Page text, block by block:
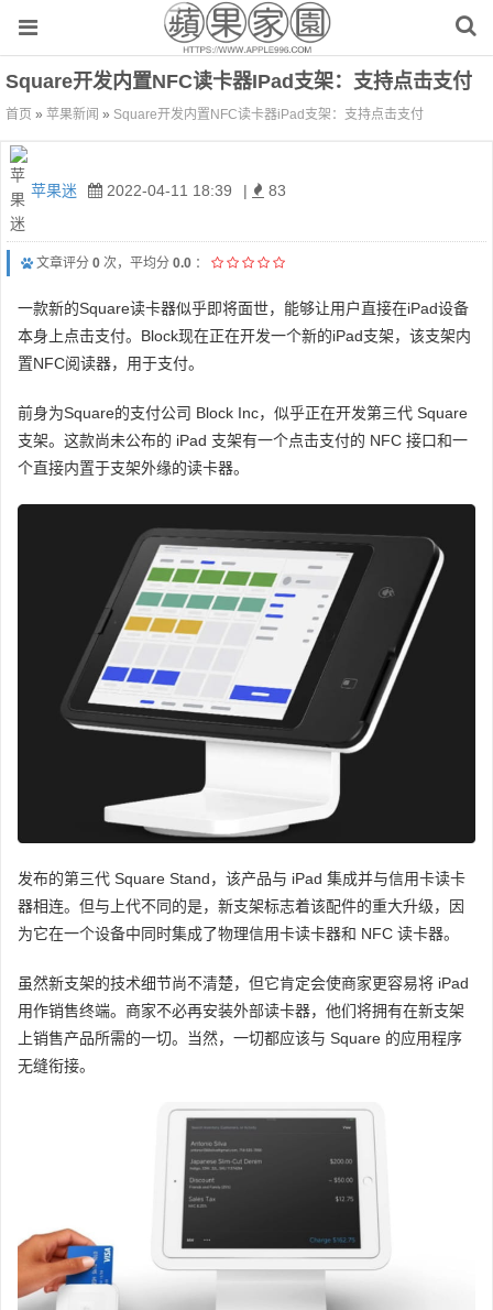
Square开发内置NFC读卡器iPad支架：支持点击支付
首页 » 苹果新闻 » Square开发内置NFC读卡器iPad支架：支持点击支付
苹果迷 2022-04-11 18:39 | 83
文章评分 0 次，平均分 0.0 ：
一款新的Square读卡器似乎即将面世，能够让用户直接在iPad设备
本身上点击支付。Block现在正在开发一个新的iPad支架，该支架内
置NFC阅读器，用于支付。
前身为Square的支付公司 Block Inc，似乎正在开发第三代 Square
支架。这款尚未公布的 iPad 支架有一个点击支付的 NFC 接口和一
个直接内置于支架外缘的读卡器。
发布的第三代 Square Stand，该产品与 iPad 集成并与信用卡读卡
器相连。但与上代不同的是，新支架标志着该配件的重大升级，因
为它在一个设备中同时集成了物理信用卡读卡器和 NFC 读卡器。
虽然新支架的技术细节尚不清楚，但它肯定会使商家更容易将 iPad
用作销售终端。商家不必再安装外部读卡器，他们将拥有在新支架
上销售产品所需的一切。当然，一切都应该与 Square 的应用程序
无缝衔接。